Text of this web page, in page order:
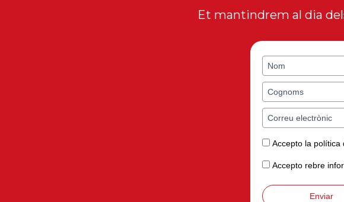
Et mantindrem al dia
Accepto la política
Accepto rebre
Enviar